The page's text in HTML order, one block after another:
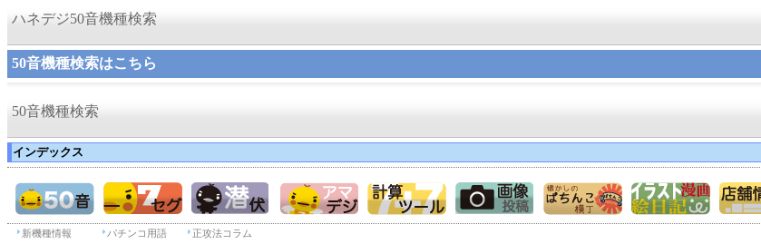
ハネデジ50音機種検索
50音機種検索はこちら
50音機種検索
インデックス
新機種情報 パチンコ用語 正攻法コラム